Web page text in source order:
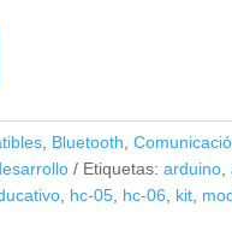
, Bluetooth
Etiquetas: arduino,
, hc-05, hc-06 kit,